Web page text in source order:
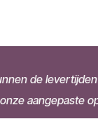
de
aangepaste